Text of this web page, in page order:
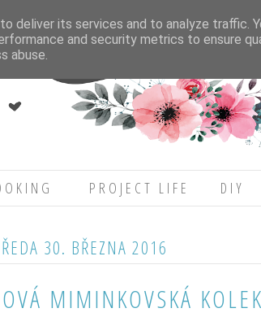
PROJECT LIFE DIY
30. BŘEZNA 2016
MIMINKOVSKÁ
deliver its services and to analyze traffic.
and security metrics to ensure
abuse.